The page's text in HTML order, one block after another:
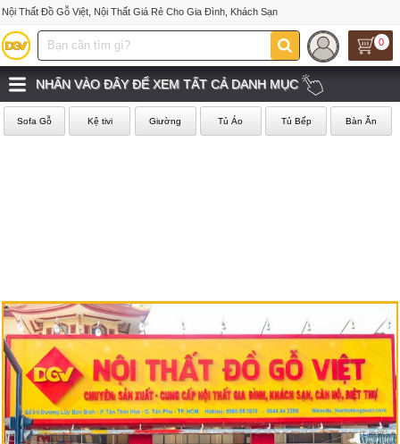
Nội Thất Đồ Gỗ Việt, Nội Thất Giá Rẻ Cho Gia Đình, Khách Sạn
0
NHẤN VÀO ĐÂY ĐỂ XEM TẤT CẢ DANH MỤC
Sofa Gỗ Kệ tivi Giường Tủ Áo Tủ Bếp Bàn Ăn